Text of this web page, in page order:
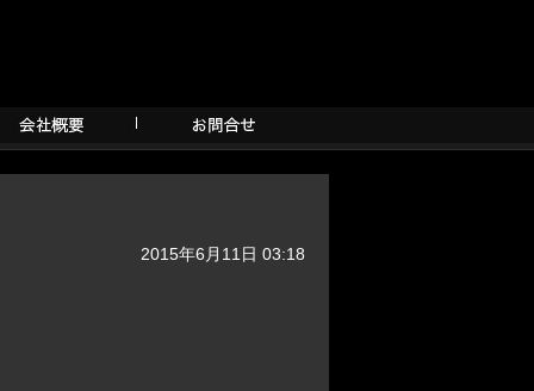
2015年6月11日 03:18